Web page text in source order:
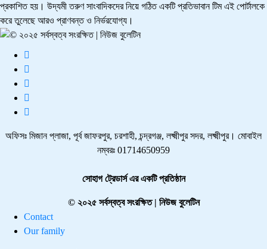
প্রকাশিত হয়। উদ্যমী তরুণ সাংবাদিকদের নিয়ে গঠিত একটি প্রতিভাবান টিম এই পোর্টালকে
করে তুলেছে আরও প্রাণবন্ত ও নির্ভরযোগ্য।
অফিসঃ মিজান প্লাজা, পূর্ব জাফরপুর, চরশাহী, চন্দ্রগঞ্জ, লক্ষ্মীপুর সদর, লক্ষ্মীপুর। মোবাইল
নম্বরঃ 01714650959
সোহাগ ট্রেডার্স এর একটি প্রতিষ্ঠান
© ২০২৫ সর্বস্বত্ব সংরক্ষিত | নিউজ বুলেটিন
Contact
Our family